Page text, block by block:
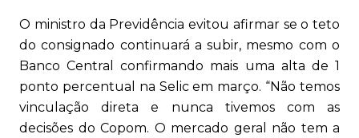
O ministro da Previdência evitou afirmar se o teto
do consignado continuará a subir, mesmo com o
Banco Central confirmando mais uma alta de 1
ponto percentual na Selic em março. “Não temos
vinculação direta e nunca tivemos com as
decisões do Copom. O mercado geral não tem a